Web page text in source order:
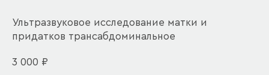
Ультразвуковое исследование матки и
придатков трансабдоминальное
3 000 ₽